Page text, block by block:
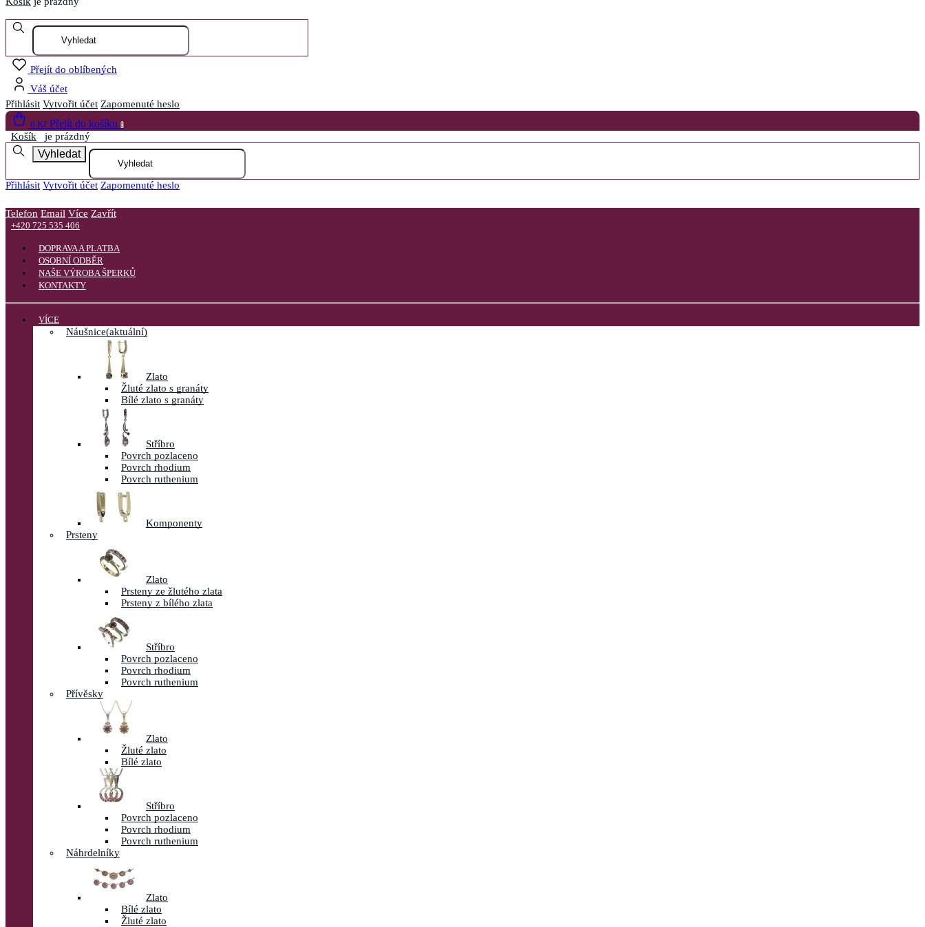
Přejít do oblíbených
Váš účet
Přihlásit Vytvořit účet Zapomenuté heslo
0 Kč Přejít do košíku 0
Košík je prázdný
Vyhledat
Přihlásit Vytvořit účet Zapomenuté heslo
Telefon Email Více Zavřít
+420 725 535 406
DOPRAVA A PLATBA
OSOBNÍ ODBĚR
NAŠE VÝROBA ŠPERKŮ
KONTAKTY
VÍCE
Náušnice(aktuální)
Zlato
Žluté zlato s granáty
Bílé zlato s granáty
Stříbro
Povrch pozlaceno
Povrch rhodium
Povrch ruthenium
Komponenty
Prsteny
Zlato
Prsteny ze žlutého zlata
Prsteny z bílého zlata
Stříbro
Povrch pozlaceno
Povrch rhodium
Povrch ruthenium
Přívěsky
Zlato
Žluté zlato
Bílé zlato
Stříbro
Povrch pozlaceno
Povrch rhodium
Povrch ruthenium
Náhrdelníky
Zlato
Bílé zlato
Žluté zlato